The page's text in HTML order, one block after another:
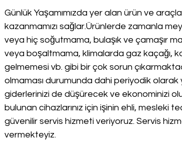
Günlük Yaşamımızda yer alan ürün ve
kazanmamızı sağlar.Ürünlerde zamanla
veya hiç soğutmama, bulaşık ve çamaşır
veya boşaltmama, klimalarda gaz kaçağı,
gelmemesi vb. gibi bir çok sorun
olmaması durumunda dahi periyodik olarak
giderlerinizi de düşürecek ve ekonominizi
bulunan cihazlarınız için işinin ehli, mesleki
güvenilir servis hizmeti veriyoruz. Servis
vermekteyiz.